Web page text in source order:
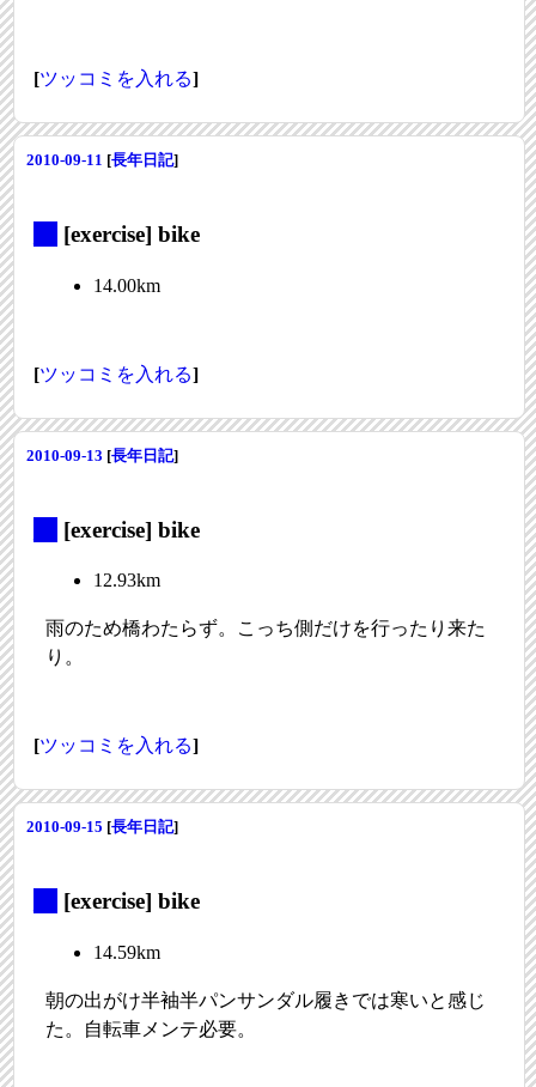
[ツッコミを入れる]
2010-09-11 [長年日記]
[exercise] bike
14.00km
[ツッコミを入れる]
2010-09-13 [長年日記]
[exercise] bike
12.93km
雨のため橋わたらず。こっち側だけを行ったり来た
り。
[ツッコミを入れる]
2010-09-15 [長年日記]
[exercise] bike
14.59km
朝の出がけ半袖半パンサンダル履きでは寒いと感じ
た。自転車メンテ必要。